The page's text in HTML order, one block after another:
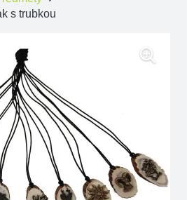
s trubkou